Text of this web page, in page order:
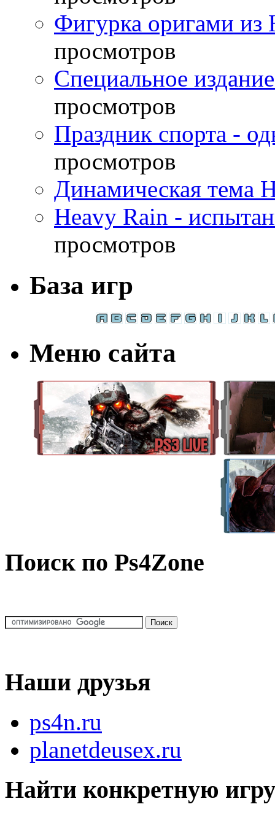
Фигурка оригами из
просмотров
Специальное
просмотров
Праздник спорта -
просмотров
Динамическая тема
Heavy Rain -
просмотров
База игр
Меню сайта
Поиск по Ps4Zone
Наши друзья
ps4n.ru
planetdeusex.ru
Найти конкретную